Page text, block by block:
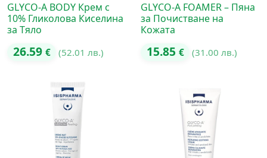
GLYCO-A BODY Крем с
10% Гликолова Киселина
за Тяло
26.59 € (52.01 лв.)
GLYCO-A FOAMER – Пяна
за Почистване на
Кожата
15.85 € (31.00 лв.)